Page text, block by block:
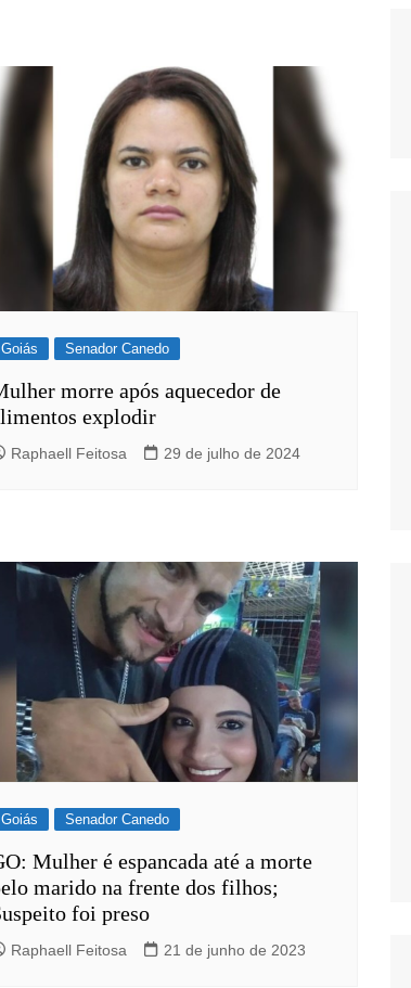
Goiás Senador Canedo
morre após aquecedor de
explodir
Raphaell Feitosa 29 de julho de 2024
Goiás Senador Canedo
Mulher é espancada até a morte
marido na frente dos filhos;
foi preso
Raphaell Feitosa 21 de junho de 2023